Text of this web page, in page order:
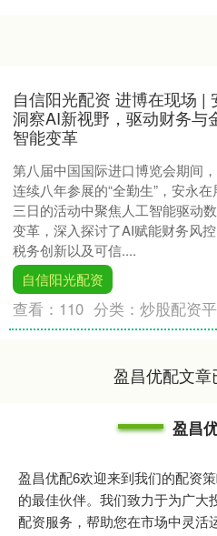
自信阳光配资 进博在现场 |
洞察AI新视野，驱动财务与
智能变革
第八届中国国际进口博览会期间
连续八年参展的“全勤生”，安永
三日的活动中聚焦人工智能驱动
变革，深入探讨了AI赋能财务风
税务创新以及可信....
自信阳光配资
查看： 110 分类：炒股配资
盈昌优配文
盈昌
盈昌优配6欢迎来到我们的配资
的最佳伙伴。我们致力于为广大
配资服务，帮助您在市场中灵活